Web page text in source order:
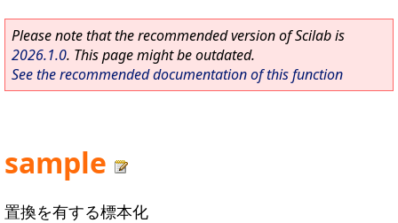
Please note that the recommended version of Scilab is
2026.1.0. This page might be outdated.
See the recommended documentation of this function
sample
置換を有する標本化